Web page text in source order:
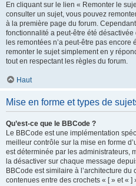
En cliquant sur le lien « Remonter le
consulter un sujet, vous pouvez
à la première page du forum.
fonctionnalité a peut-être été
les remontées n’a peut-être pas
remonter le sujet simplement en y
tout en respectant les règles du forum.
Haut
Mise en forme et types de
Qu’est-ce que le BBCode ?
Le BBCode est une implémentation
meilleur contrôle sur la mise en forme
est déterminée par les administrateurs,
la désactiver sur chaque message
BBCode est similaire à l’architecture
contenues entre des crochets « [ » et «